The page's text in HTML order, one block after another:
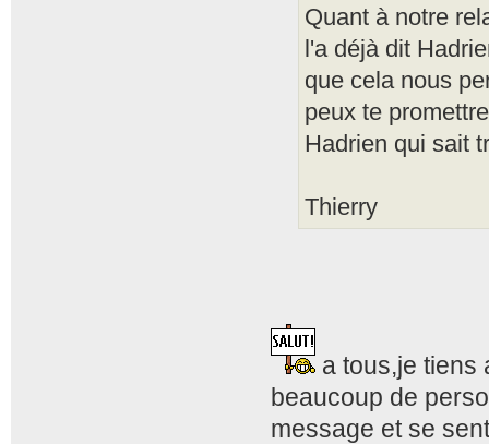
Quant à notre
l'a déjà dit
que cela nous
peux te
Hadrien qui sait
Thierry
a tous,je tiens
beaucoup de
message et se